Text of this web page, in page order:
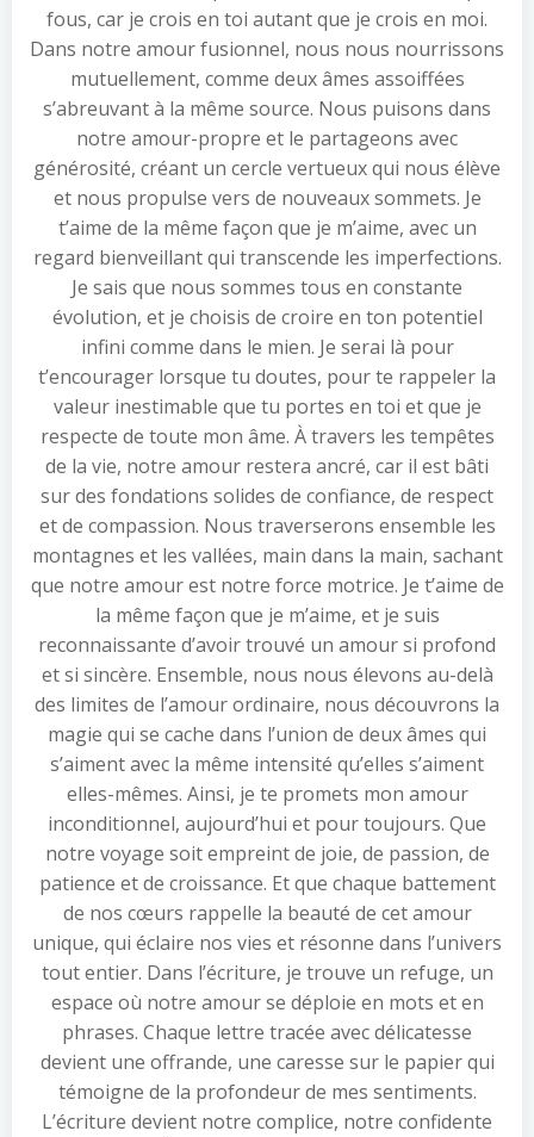
fous, car je crois en toi autant que je crois en moi.
Dans notre amour fusionnel, nous nous nourrissons
mutuellement, comme deux âmes assoiffées
s’abreuvant à la même source. Nous puisons dans
notre amour-propre et le partageons avec
générosité, créant un cercle vertueux qui nous élève
et nous propulse vers de nouveaux sommets. Je
t’aime de la même façon que je m’aime, avec un
regard bienveillant qui transcende les imperfections.
Je sais que nous sommes tous en constante
évolution, et je choisis de croire en ton potentiel
infini comme dans le mien. Je serai là pour
t’encourager lorsque tu doutes, pour te rappeler la
valeur inestimable que tu portes en toi et que je
respecte de toute mon âme. À travers les tempêtes
de la vie, notre amour restera ancré, car il est bâti
sur des fondations solides de confiance, de respect
et de compassion. Nous traverserons ensemble les
montagnes et les vallées, main dans la main, sachant
que notre amour est notre force motrice. Je t’aime de
la même façon que je m’aime, et je suis
reconnaissante d’avoir trouvé un amour si profond
et si sincère. Ensemble, nous nous élevons au-delà
des limites de l’amour ordinaire, nous découvrons la
magie qui se cache dans l’union de deux âmes qui
s’aiment avec la même intensité qu’elles s’aiment
elles-mêmes. Ainsi, je te promets mon amour
inconditionnel, aujourd’hui et pour toujours. Que
notre voyage soit empreint de joie, de passion, de
patience et de croissance. Et que chaque battement
de nos cœurs rappelle la beauté de cet amour
unique, qui éclaire nos vies et résonne dans l’univers
tout entier. Dans l’écriture, je trouve un refuge, un
espace où notre amour se déploie en mots et en
phrases. Chaque lettre tracée avec délicatesse
devient une offrande, une caresse sur le papier qui
témoigne de la profondeur de mes sentiments.
L’écriture devient notre complice, notre confidente